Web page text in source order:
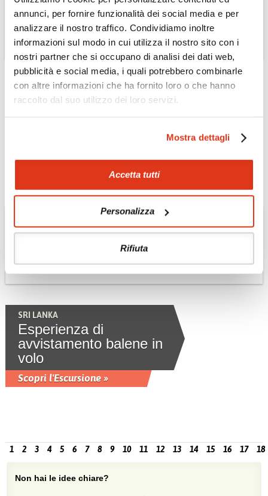
annunci, per fornire funzionalità dei social media e per
analizzare il nostro traffico. Condividiamo inoltre
informazioni sul modo in cui utilizza il nostro sito con i
nostri partner che si occupano di analisi dei dati web,
pubblicità e social media, i quali potrebbero combinarle
con altre informazioni che ha fornito loro o che hanno
raccolto dal suo utilizzo dei loro servizi.
Mostra dettagli
Accetta tutti
Personalizza
Rifiuta
NEPAL
Wellness, luxury e
SRI LANKA
Esperienza di
avvistamento balene in
volo
Scopri l'Escursione »
1 2 3 4 5 6 7 8 9 10 11 12 13 14 15 16 17 18
Non hai le idee chiare?